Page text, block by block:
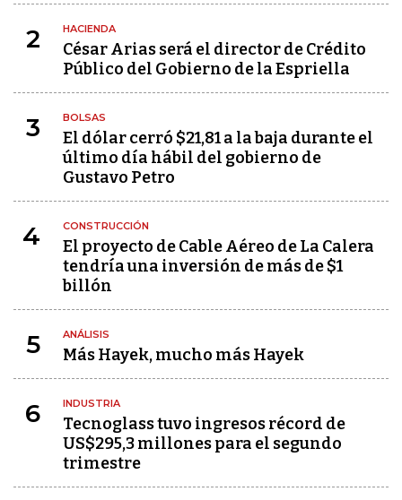
2 HACIENDA
César Arias será el director de Crédito
Público del Gobierno de la Espriella
3 BOLSAS
El dólar cerró $21,81 a la baja durante el
último día hábil del gobierno de
Gustavo Petro
4 CONSTRUCCIÓN
El proyecto de Cable Aéreo de La Calera
tendría una inversión de más de $1
billón
5 ANÁLISIS
Más Hayek, mucho más Hayek
6 INDUSTRIA
Tecnoglass tuvo ingresos récord de
US$295,3 millones para el segundo
trimestre